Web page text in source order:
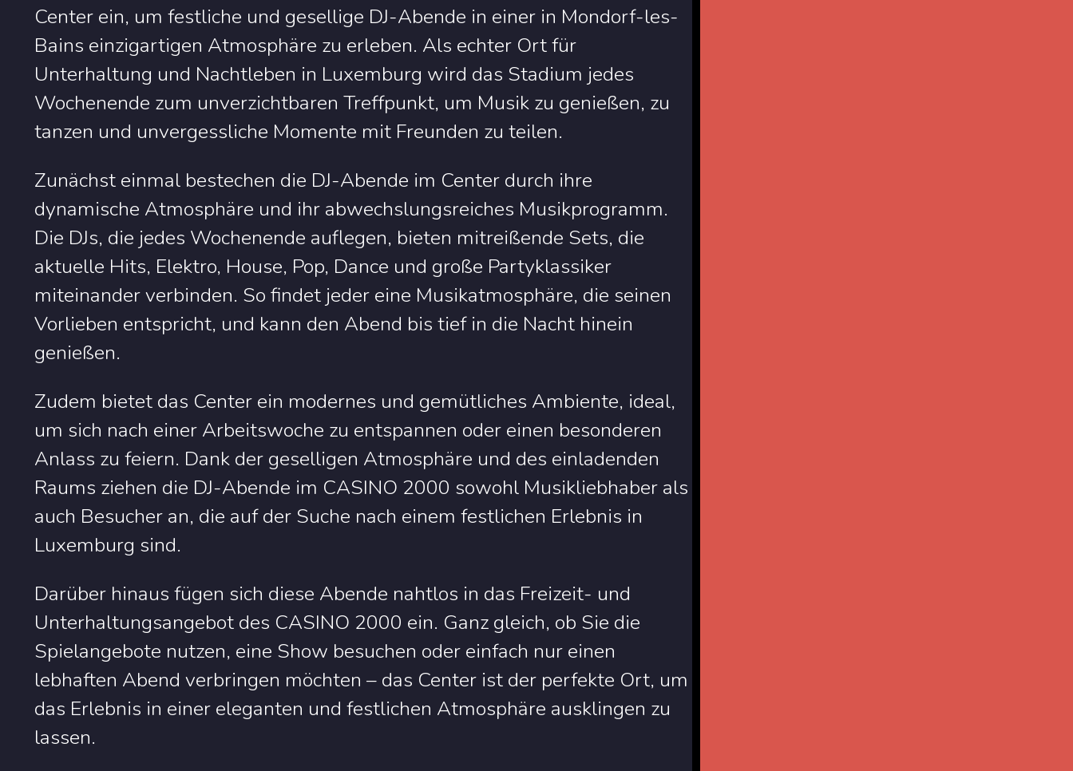
Center ein, um festliche und gesellige DJ-Abende in einer in Mondorf-les-
Bains einzigartigen Atmosphäre zu erleben. Als echter Ort für
Unterhaltung und Nachtleben in Luxemburg wird das Stadium jedes
Wochenende zum unverzichtbaren Treffpunkt, um Musik zu genießen, zu
tanzen und unvergessliche Momente mit Freunden zu teilen.
Zunächst einmal bestechen die DJ-Abende im Center durch ihre
dynamische Atmosphäre und ihr abwechslungsreiches Musikprogramm.
Die DJs, die jedes Wochenende auflegen, bieten mitreißende Sets, die
aktuelle Hits, Elektro, House, Pop, Dance und große Partyklassiker
miteinander verbinden. So findet jeder eine Musikatmosphäre, die seinen
Vorlieben entspricht, und kann den Abend bis tief in die Nacht hinein
genießen.
Zudem bietet das Center ein modernes und gemütliches Ambiente, ideal,
um sich nach einer Arbeitswoche zu entspannen oder einen besonderen
Anlass zu feiern. Dank der geselligen Atmosphäre und des einladenden
Raums ziehen die DJ-Abende im CASINO 2000 sowohl Musikliebhaber als
auch Besucher an, die auf der Suche nach einem festlichen Erlebnis in
Luxemburg sind.
Darüber hinaus fügen sich diese Abende nahtlos in das Freizeit- und
Unterhaltungsangebot des CASINO 2000 ein. Ganz gleich, ob Sie die
Spielangebote nutzen, eine Show besuchen oder einfach nur einen
lebhaften Abend verbringen möchten – das Center ist der perfekte Ort, um
das Erlebnis in einer eleganten und festlichen Atmosphäre ausklingen zu
lassen.